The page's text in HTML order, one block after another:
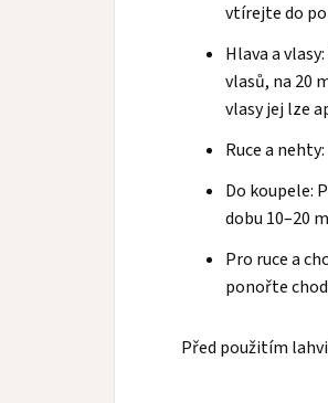
vtírejte do
Hlava a
vlasů, na 20
vlasy jej lze
Ruce a
Do koupele:
dobu 10–20
Pro ruce a
ponořte
Před použitím